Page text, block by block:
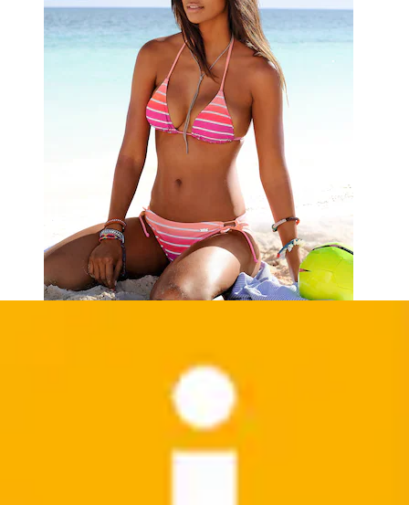
Bügel-Bandeau-Bikini »Romance« aus Strukturware
67,99 €